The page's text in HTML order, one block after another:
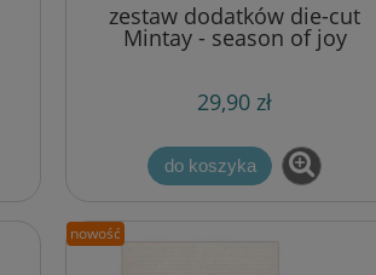
zestaw dodatków die-cut
Mintay - season of joy
[ephemera]
29,90 zł
do koszyka
nowość